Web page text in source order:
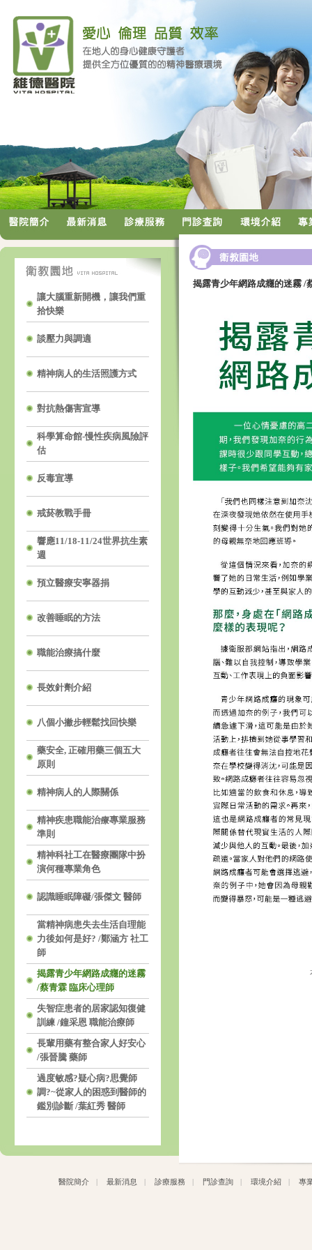
讓大腦重新開機，讓我們重
拾快樂
談壓力與調適
精神病人的生活照護方式
對抗熱傷害宣導
科學算命館-慢性疾病風險評
估
反毒宣導
戒菸教戰手冊
響應11/18-11/24世界抗生素
週
預立醫療安寧器捐
改善睡眠的方法
職能治療搞什麼
長效針劑介紹
八個小撇步輕鬆找回快樂
藥安全, 正確用藥三個五大
原則
精神病人的人際關係
精神疾患職能治療專業服務
準則
精神科社工在醫療團隊中扮
演何種專業角色
認識睡眠障礙/張傑文 醫師
當精神病患失去生活自理能
力後如何是好? /鄭涵方 社工
師
揭露青少年網路成癮的迷霧
/蔡青霖 臨床心理師
失智症患者的居家認知復健
訓練 /鐘采恩 職能治療師
長輩用藥有整合家人好安心
/張晉騰 藥師
過度敏感?疑心病?思覺師
調?~從家人的困惑到醫師的
鑑別診斷 /葉紅秀 醫師
揭露青少年網路成癮的迷霧 /
醫院簡介 | 最新消息 | 診療服務 | 門診查詢 | 環境介紹 | 專